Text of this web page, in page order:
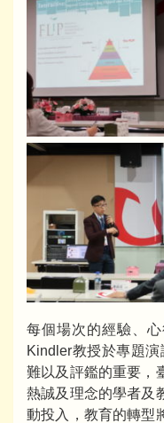
每個場次的經驗、
Kindler教授於專題
難以及評鑑的重要，
熱誠及理念的學者及
動投入，教育的轉型